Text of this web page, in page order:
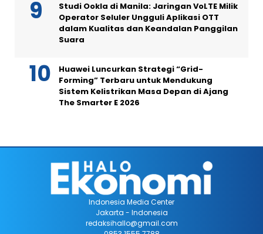
Studi Ookla di Manila: Jaringan VoLTE Milik
Operator Seluler Ungguli Aplikasi OTT
dalam Kualitas dan Keandalan Panggilan
Suara
Huawei Luncurkan Strategi “Grid-
Forming” Terbaru untuk Mendukung
Sistem Kelistrikan Masa Depan di Ajang
The Smarter E 2026
Indonesia Media Center
Jakarta - Indonesia
redaksihallo@gmail.com